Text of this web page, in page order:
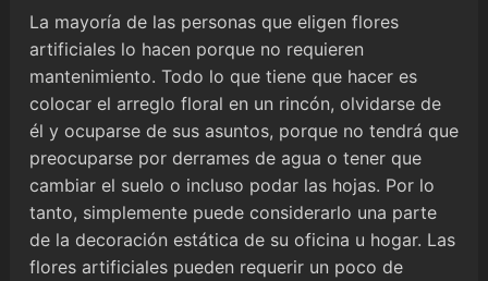
La mayoría de las personas que eligen flores
artificiales lo hacen porque no requieren
mantenimiento. Todo lo que tiene que hacer es
colocar el arreglo floral en un rincón, olvidarse de
él y ocuparse de sus asuntos, porque no tendrá que
preocuparse por derrames de agua o tener que
cambiar el suelo o incluso podar las hojas. Por lo
tanto, simplemente puede considerarlo una parte
de la decoración estática de su oficina u hogar. Las
flores artificiales pueden requerir un poco de